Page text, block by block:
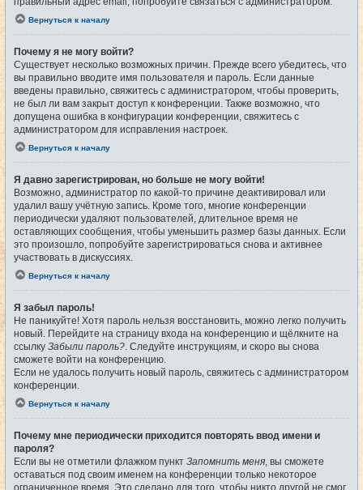
Вернуться к началу
Почему я не могу войти?
Существует несколько возможных причин. Прежде всего убедитесь, что
вы правильно вводите имя пользователя и пароль. Если данные
введены правильно, свяжитесь с администратором, чтобы проверить,
не был ли вам закрыт доступ к конференции. Также возможно, что
допущена ошибка в конфигурации конференции, свяжитесь с
администратором для исправления настроек.
Вернуться к началу
Я давно зарегистрирован, но больше не могу войти!
Возможно, администратор по какой-то причине деактивировал или
удалил вашу учётную запись. Кроме того, многие конференции
периодически удаляют пользователей, длительное время не
оставляющих сообщения, чтобы уменьшить размер базы данных. Если
это произошло, попробуйте зарегистрироваться снова и активнее
участвовать в дискуссиях.
Вернуться к началу
Я забыл пароль!
Не паникуйте! Хотя пароль нельзя восстановить, можно легко получить
новый. Перейдите на страницу входа на конференцию и щёлкните на
ссылку Забыли пароль? . Следуйте инструкциям, и скоро вы снова
сможете войти на конференцию.
Если не удалось получить новый пароль, свяжитесь с администратором
конференции.
Вернуться к началу
Почему мне периодически приходится повторять ввод имени и
пароля?
Если вы не отметили флажком пункт Запомнить меня , вы сможете
оставаться под своим именем на конференции только некоторое
ограниченное время. Это сделано для того, чтобы никто другой не смог